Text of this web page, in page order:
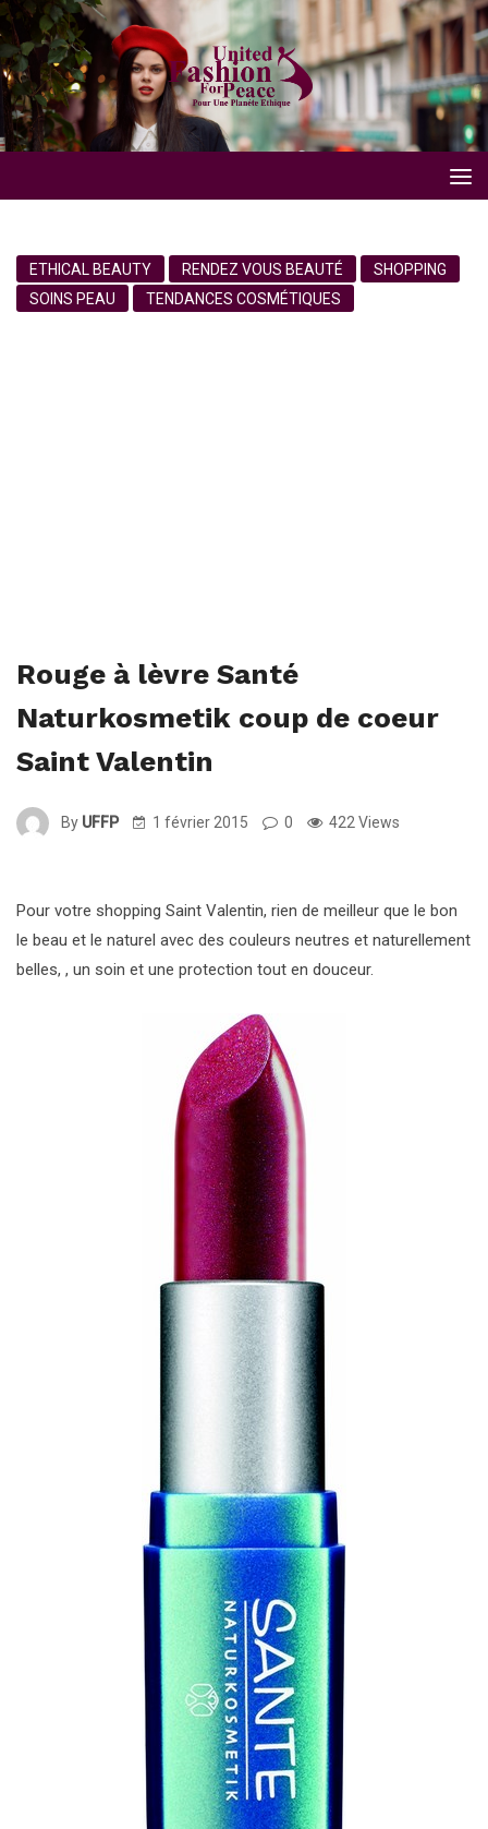
ETHICAL BEAUTY RENDEZ VOUS BEAUTÉ
SHOPPING
SOINS PEAU
TENDANCES COSMÉTIQUES
Rouge à lèvre Santé
Naturkosmetik coup de coeur
Saint Valentin
By UFFP 1 février 2015 0 422 Views
Pour votre shopping Saint Valentin, rien de meilleur que le bon
le beau et le naturel avec des couleurs neutres et naturellement
belles, , un soin et une protection tout en douceur.